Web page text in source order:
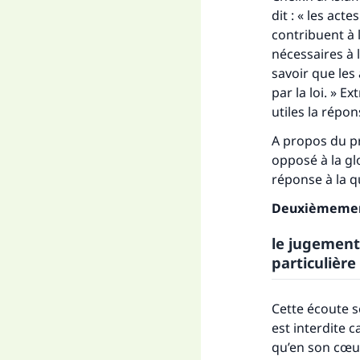
dit : « les
contribuent à
nécessaires
savoir que
par la loi. »
utiles la
A propos du
opposé à la
réponse à la
le
particulière
Cette écoute
est interdite
qu’en son